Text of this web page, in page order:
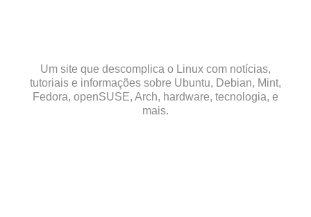
Um site que descomplica o Linux com notícias,
tutoriais e informações sobre Ubuntu, Debian, Mint,
Fedora, openSUSE, Arch, hardware, tecnologia, e
mais.